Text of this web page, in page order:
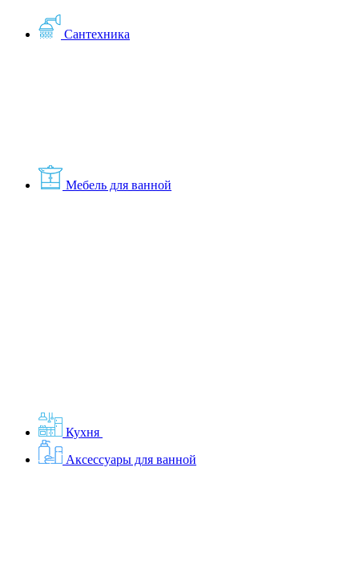
Сантехника
Мебель для ванной
Кухня
Аксессуары для ванной